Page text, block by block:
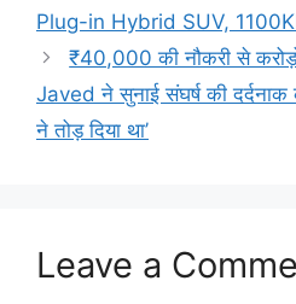
Plug-in Hybrid SUV,
₹40,000 की नौकरी से
Javed ने सुनाई संघर्ष की दर्दनाक
ने तोड़ दिया था’
Leave a